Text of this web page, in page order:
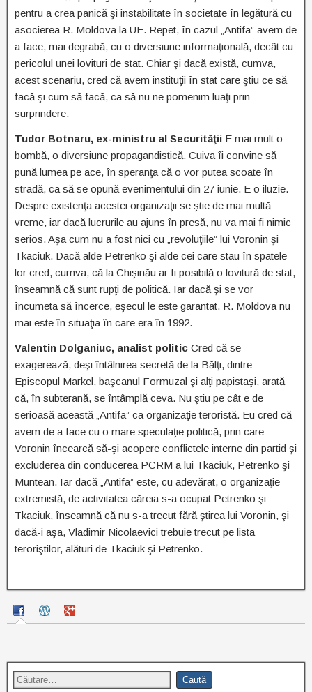
pentru a crea panică şi instabilitate în societate în legătură cu
asocierea R. Moldova la UE. Repet, în cazul „Antifa” avem de
a face, mai degrabă, cu o diversiune informaţională, decât cu
pericolul unei lovituri de stat. Chiar şi dacă există, cumva,
acest scenariu, cred că avem instituţii în stat care ştiu ce să
facă şi cum să facă, ca să nu ne pomenim luaţi prin
surprindere.
Tudor Botnaru, ex-ministru al Securităţii E mai mult o
bombă, o diversiune propagandistică. Cuiva îi convine să
pună lumea pe ace, în speranţa că o vor putea scoate în
stradă, ca să se opună evenimentului din 27 iunie. E o iluzie.
Despre existenţa acestei organizaţii se ştie de mai multă
vreme, iar dacă lucrurile au ajuns în presă, nu va mai fi nimic
serios. Aşa cum nu a fost nici cu „revoluţiile” lui Voronin şi
Tkaciuk. Dacă alde Petrenko şi alde cei care stau în spatele
lor cred, cumva, că la Chişinău ar fi posibilă o lovitură de stat,
înseamnă că sunt rupţi de politică. Iar dacă şi se vor
încumeta să încerce, eşecul le este garantat. R. Moldova nu
mai este în situaţia în care era în 1992.
Valentin Dolganiuc, analist politic Cred că se
exagerează, deşi întâlnirea secretă de la Bălţi, dintre
Episcopul Markel, başcanul Formuzal şi alţi papistaşi, arată
că, în subterană, se întâmplă ceva. Nu ştiu pe cât e de
serioasă această „Antifa” ca organizaţie teroristă. Eu cred că
avem de a face cu o mare speculaţie politică, prin care
Voronin încearcă să-şi acopere conflictele interne din partid şi
excluderea din conducerea PCRM a lui Tkaciuk, Petrenko şi
Muntean. Iar dacă „Antifa” este, cu adevărat, o organizaţie
extremistă, de activitatea căreia s-a ocupat Petrenko şi
Tkaciuk, înseamnă că nu s-a trecut fără ştirea lui Voronin, şi
dacă-i aşa, Vladimir Nicolaevici trebuie trecut pe lista
teroriştilor, alături de Tkaciuk şi Petrenko.